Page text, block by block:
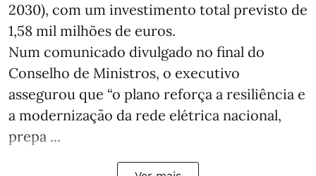
2030), com um investimento total previsto de
1,58 mil milhões de euros.
Num comunicado divulgado no final do
Conselho de Ministros, o executivo
assegurou que “o plano reforça a resiliência e
a modernização da rede elétrica nacional,
prepa ...